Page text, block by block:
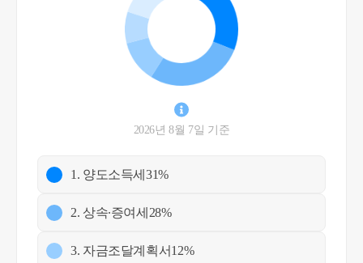
2026년 8월 7일 기준
1. 양도소득세31%
2. 상속∙증여세 28%
3. 자금조달계획서12%